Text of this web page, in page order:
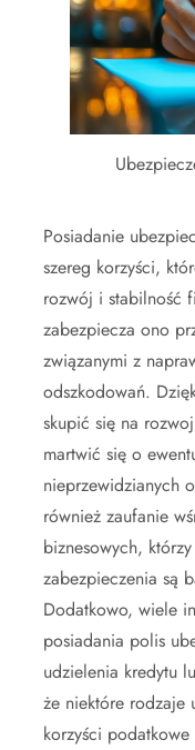
Posiadanie
szereg korzyści,
rozwój i stabilność
zabezpiecza ono
związanymi z
odszkodowań.
skupić się na
martwić się o
nieprzewidzianych
również zaufanie
biznesowych,
zabezpieczenia są
Dodatkowo, wiele
posiadania polis
udzielenia kredytu
że niektóre rodzaje
korzyści